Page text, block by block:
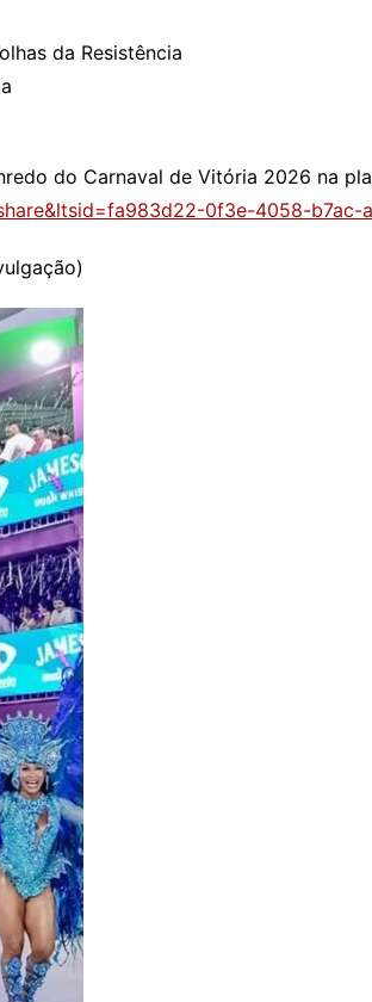
da Resistência
do Carnaval de Vitória 2026 na
0f3e-4058-b7ac-